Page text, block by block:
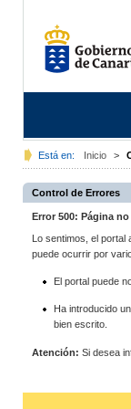
Está en: Inicio >
Control de Errores
Error 500: Página
Lo sentimos, el portal
puede ocurrir por
El portal puede
Ha introducido
bien escrito.
Atención: Si desea